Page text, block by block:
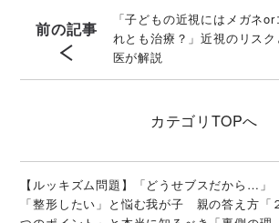
前の記事
「子どもの近視にはメガネ
れとも治療？」近視のリス
医が解説
カテゴリ TOPへ
【ルッキズム問題】「どうせブスだから…」
「整形したい」と悩む我が子 親の答え方「